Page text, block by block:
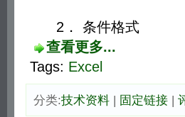
2． 条件格式
查看更多...
Tags: Excel
分类:技术资料| 固定链接|